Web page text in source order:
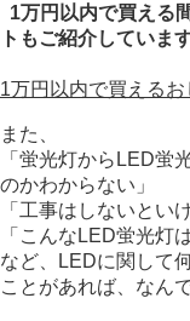
1万円以内で買える
トもご紹介していま
1万円以内で買える
また、
「蛍光灯からLED蛍
のかわからない」
「工事はしないとい
「こんなLED蛍光灯
など、LEDに関して
ことがあれば、 なん